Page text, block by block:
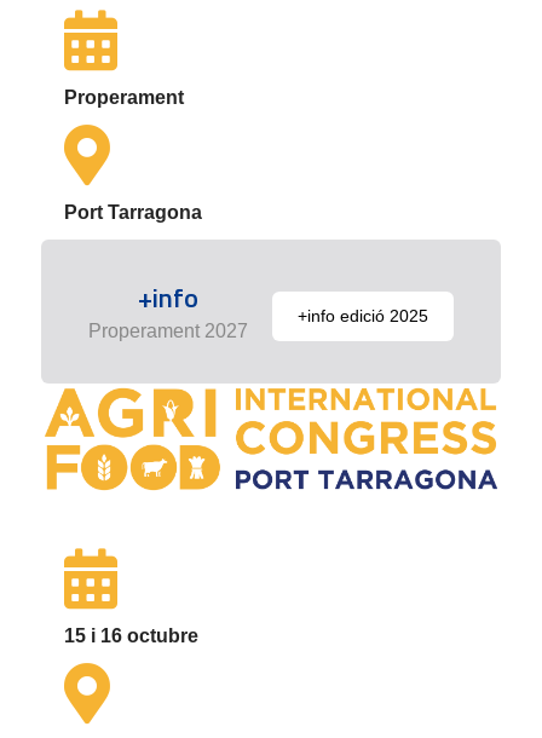
Properament
Port Tarragona
+info
Properament 2027
+info edició 2025
15 i 16 octubre